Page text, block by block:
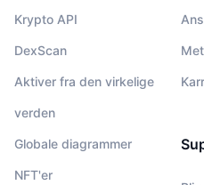
Krypto API
DexScan
Aktiver fra den virkelige
verden
Globale diagrammer
NFT'er